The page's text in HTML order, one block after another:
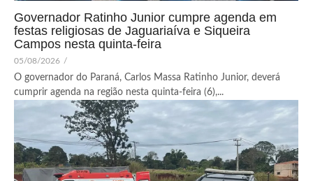
Governador Ratinho Junior cumpre agenda em
festas religiosas de Jaguariaíva e Siqueira
Campos nesta quinta-feira
05/08/2026 /
O governador do Paraná, Carlos Massa Ratinho Junior, deverá
cumprir agenda na região nesta quinta-feira (6),...